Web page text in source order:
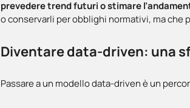
prevedere trend futuri o stimare
o conservarli per obblighi normativi, ma che
Diventare data-driven: una
Passare a un modello data-driven è un